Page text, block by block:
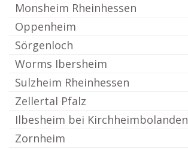
Monsheim Rheinhessen
Oppenheim
Sörgenloch
Worms Ibersheim
Sulzheim Rheinhessen
Zellertal Pfalz
Ilbesheim bei Kirchheimbolanden
Zornheim